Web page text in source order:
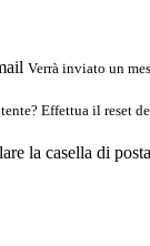
Verrà inviato un
Effettua il reset
la casella di